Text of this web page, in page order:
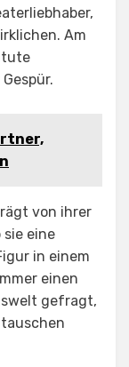
Am
von ihrer
sie eine
in einem
einen
gefragt,
tauschen